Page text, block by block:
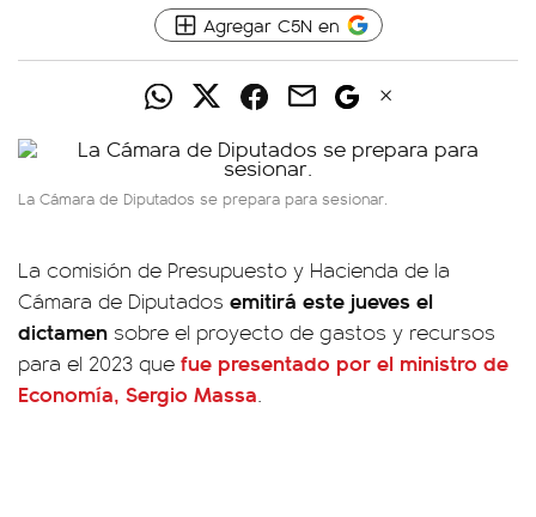
Agregar C5N en
La Cámara de Diputados se prepara para sesionar.
La comisión de Presupuesto y Hacienda de la
Cámara de Diputados emitirá este jueves el
dictamen sobre el proyecto de gastos y recursos
para el 2023 que fue presentado por el ministro de
Economía, Sergio Massa.